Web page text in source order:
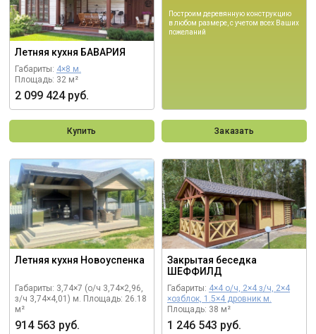
Летняя кухня БАВАРИЯ
Габариты: 4×8 м.
Площадь: 32 м²
2 099 424 руб.
Купить
Построим деревянную конструкцию
в любом размере, с учетом всех Ваших
пожеланий
Заказать
Летняя кухня Новоуспенка
Габариты: 3,74×7 (о/ч 3,74×2,96,
з/ч 3,74×4,01) м. Площадь: 26.18
м²
914 563 руб.
Закрытая беседка
ШЕФФИЛД
Габариты: 4×4 о/ч, 2×4 з/ч, 2×4
×озблок, 1.5×4 дровник м.
Площадь: 38 м²
1 246 543 руб.